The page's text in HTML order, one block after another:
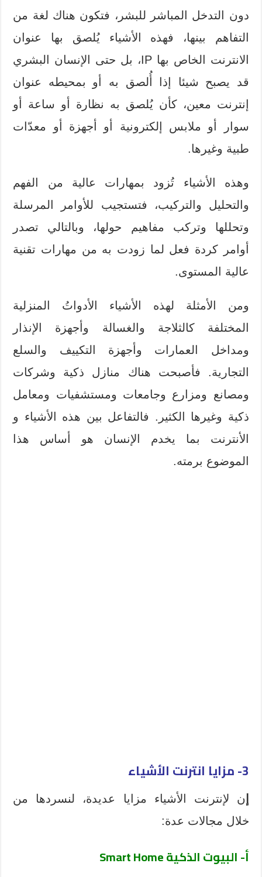
دون التدخل المباشر للبشر، فتكون هناك لغة من
التفاهم بينها، فهذه الأشياء يُلصق بها عنوان
الانترنت الخاص بها IP، بل حتى الإنسان البشري
قد يصبح شيئا إذا أُلصق به أو بمحيطه عنوان
إنترنت معين، كأن يُلصق به نظارة أو ساعة أو
سوار أو ملابس إلكترونية أو أجهزة أو معدّات
طبية وغيرها.
وهذه الأشياء تُزود بمهارات عالية من الفهم
والتحليل والتركيب، فتستجيب للأوامر المرسلة
وتحللها وتركب مفاهيم حولها، وبالتالي تصدر
أوامر كردة فعل لما زودت به من مهارات تقنية
عالية المستوى.
ومن الأمثلة لهذه الأشياء الأدواتُ المنزلية
المختلفة كالثلاجة والغسالة وأجهزة الإنذار
ومداخل العمارات وأجهزة التكييف والسلع
التجارية. فأصبحت هناك منازل ذكية وشركات
ومصانع ومزارع وجامعات ومستشفيات ومعامل
ذكية وغيرها الكثير. فالتفاعل بين هذه الأشياء و
الأنترنت بما يخدم الإنسان هو أساس هذا
الموضوع برمته.
3- مزايا انترنت الأشياء
ن لإنترنت الأشياء مزايا عديدة، لنسردها من
خلال مجالات عدة:
أ- البيوت الذكيةSmart Home